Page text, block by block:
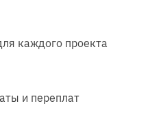
каждого проекта
и переплат